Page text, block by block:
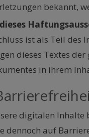
bekannt,
ist als Teil des
dieses Textes
in ihrem
digitalen Inhalte
dennoch auf